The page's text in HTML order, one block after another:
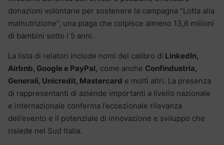
donazioni volontarie per sostenere la campagna “Lotta alla
malnutrizione”, una piaga che colpisce almeno 13,6 milioni
di bambini sotto i 5 anni.
La lista di relatori include nomi del calibro di LinkedIn,
Airbnb, Google e PayPal, come anche Confindustria,
Generali, Unicredit, Mastercard e molti altri. La presenza
di rappresentanti di aziende importanti a livello nazionale
e internazionale conferma l’eccezionale rilevanza
dell’evento e il potenziale di innovazione e sviluppo che
risiede nel Sud Italia.